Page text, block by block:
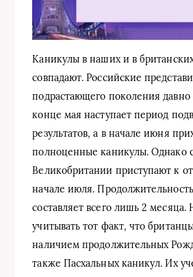
Каникулы в наших и в
совпадают. Российские
подрастающего поколения
конце мая наступает период
результатов, а в начале июня
полноценные каникулы. Однако
Великобритании приступают к
начале июля.
составляет всего лишь 2 месяца.
учитывать тот факт, что
наличием продолжительных
также Пасхальных каникул. Их